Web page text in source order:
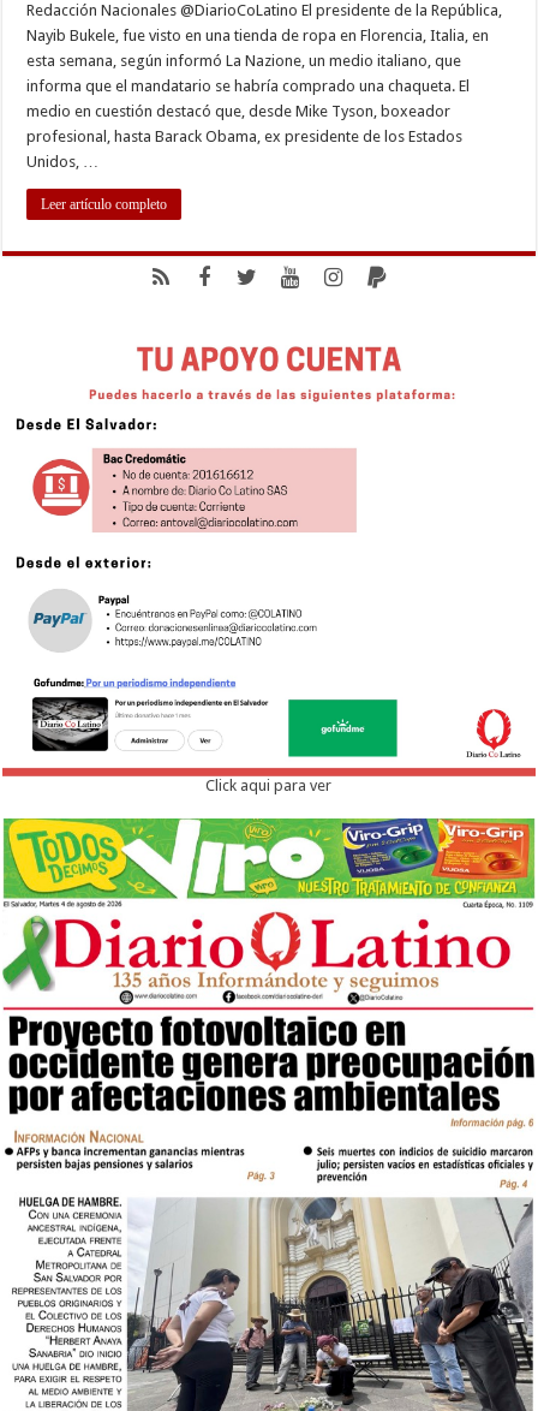
Redacción Nacionales @DiarioCoLatino El presidente de la República,
Nayib Bukele, fue visto en una tienda de ropa en Florencia, Italia, en
esta semana, según informó La Nazione, un medio italiano, que
informa que el mandatario se habría comprado una chaqueta. El
medio en cuestión destacó que, desde Mike Tyson, boxeador
profesional, hasta Barack Obama, ex presidente de los Estados
Unidos, …
Leer artículo completo
Click aqui para ver